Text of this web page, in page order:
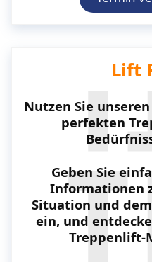
Lift
Nutzen Sie
perfekten
Geben Sie
Informationen
Situation und
ein, und
Treppenlift-